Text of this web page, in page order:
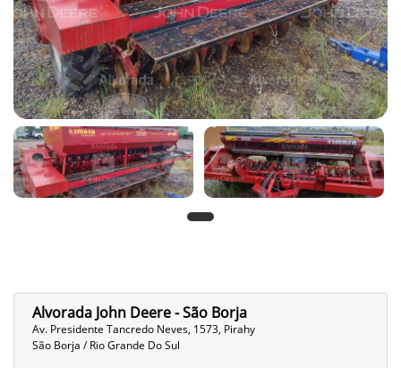
Alvorada John Deere - São Borja
Av. Presidente Tancredo Neves, 1573, Pirahy
São Borja / Rio Grande Do Sul